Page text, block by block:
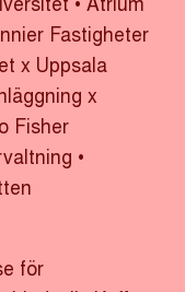
Fastigheter
x Uppsala
x
Fisher
•
för